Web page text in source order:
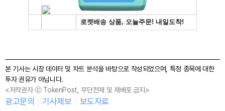
본 기사는 시장 데이터 및 차트 분석을 바탕으로 작성되었으며, 특정 종목에 대한
투자 권유가 아닙니다.
<저작권자 ⓒ TokenPost, 무단전재 및 재배포 금지>
광고문의 기사제보 보도자료